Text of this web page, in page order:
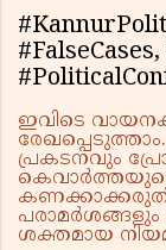
ഇവിടെ
പ്രകടനവും
കണക്കാക്കരുത്.
പരാമർശങ്ങളും
ശക്തമായ